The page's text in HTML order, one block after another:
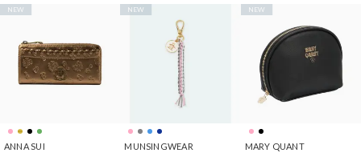
ANNA SUI
NEW
MUNSINGWEAR
NEW
MARY QUANT
NEW